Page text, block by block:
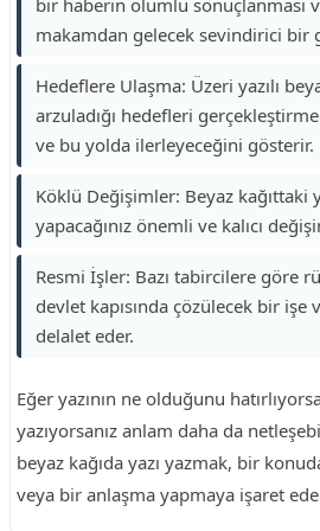
bir haberin olumlu sonuçlanması
makamdan gelecek sevindirici bir
Hedeflere Ulaşma: Üzeri yazılı
arzuladığı hedefleri
ve bu yolda ilerleyeceğini gösterir.
Köklü Değişimler: Beyaz kağıttaki
yapacağınız önemli ve kalıcı
Resmi İşler: Bazı tabircilere göre
devlet kapısında çözülecek bir
delalet eder.
Eğer yazının ne olduğunu
yazıyorsanız anlam daha da
beyaz kağıda yazı yazmak, bir
veya bir anlaşma yapmaya işaret